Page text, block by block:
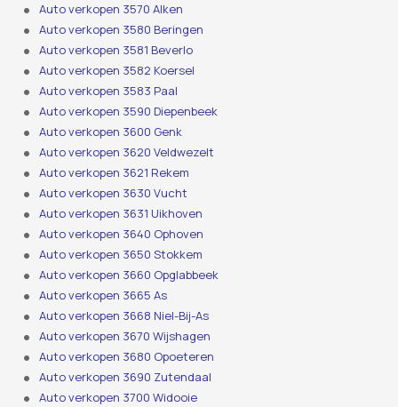
Auto verkopen 3570 Alken
Auto verkopen 3580 Beringen
Auto verkopen 3581 Beverlo
Auto verkopen 3582 Koersel
Auto verkopen 3583 Paal
Auto verkopen 3590 Diepenbeek
Auto verkopen 3600 Genk
Auto verkopen 3620 Veldwezelt
Auto verkopen 3621 Rekem
Auto verkopen 3630 Vucht
Auto verkopen 3631 Uikhoven
Auto verkopen 3640 Ophoven
Auto verkopen 3650 Stokkem
Auto verkopen 3660 Opglabbeek
Auto verkopen 3665 As
Auto verkopen 3668 Niel-Bij-As
Auto verkopen 3670 Wijshagen
Auto verkopen 3680 Opoeteren
Auto verkopen 3690 Zutendaal
Auto verkopen 3700 Widooie